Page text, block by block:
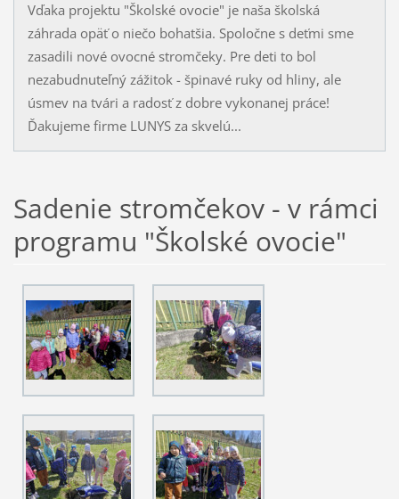
Vďaka projektu "Školské ovocie" je naša školská
záhrada opäť o niečo bohatšia. Spoločne s deťmi sme
zasadili nové ovocné stromčeky. Pre deti to bol
nezabudnuteľný zážitok - špinavé ruky od hliny, ale
úsmev na tvári a radosť z dobre vykonanej práce!
Ďakujeme firme LUNYS za skvelú...
Sadenie stromčekov - v rámci
programu "Školské ovocie"